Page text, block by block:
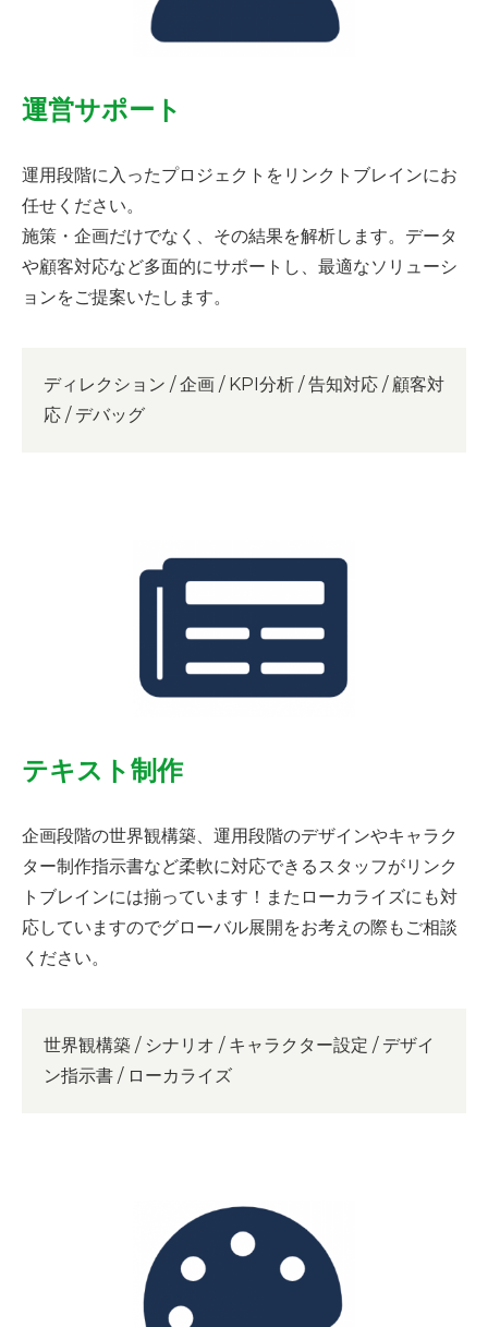
運営サポート
運用段階に入ったプロジェクトをリンクトブレインにお
任せください。
施策・企画だけでなく、その結果を解析します。データ
や顧客対応など多面的にサポートし、最適なソリューシ
ョンをご提案いたします。
ディレクション / 企画 / KPI分析 / 告知対応 / 顧客対
応 / デバッグ
テキスト制作
企画段階の世界観構築、運用段階のデザインやキャラク
ター制作指示書など柔軟に対応できるスタッフがリンク
トブレインには揃っています！またローカライズにも対
応していますのでグローバル展開をお考えの際もご相談
ください。
世界観構築 / シナリオ / キャラクター設定 / デザイ
ン指示書 / ローカライズ